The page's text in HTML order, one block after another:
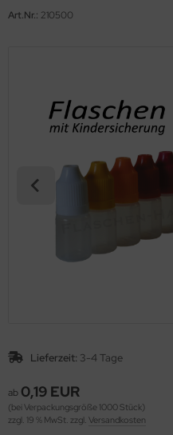
Art.Nr.: 210500
Lieferzeit: 3-4 Tage
ab 0,19 EUR
(bei Verpackungsgröße 1000 Stück)
zzgl. 19 % MwSt. zzgl. Versandkosten